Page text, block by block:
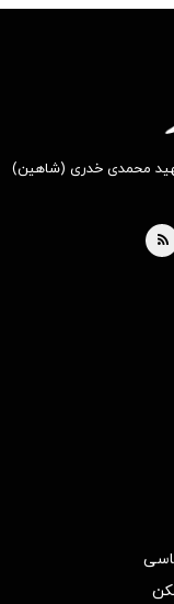
شهید محمدی خدری (شاهین)